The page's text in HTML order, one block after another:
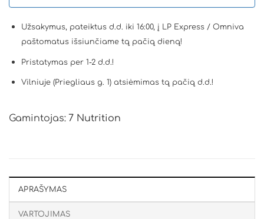
Užsakymus, pateiktus d.d. iki 16:00, į LP Express / Omniva
paštomatus išsiunčiame tą pačią dieną!
Pristatymas per 1-2 d.d.!
Vilniuje (Priegliaus g. 1) atsiėmimas tą pačią d.d.!
Gamintojas: 7 Nutrition
APRAŠYMAS
VARTOJIMAS